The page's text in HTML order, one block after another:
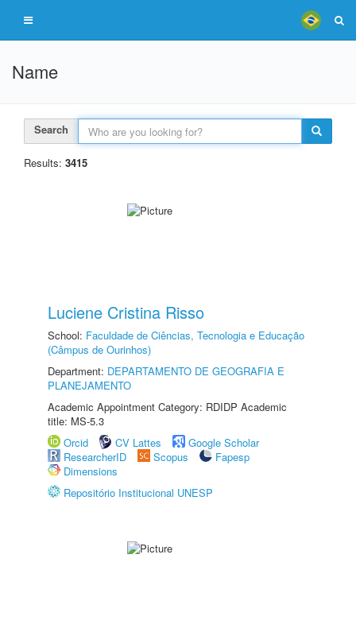
Name
Search
Results: 3415
Luciene Cristina Risso
School: Faculdade de Ciências, Tecnologia e Educação
(Câmpus de Ourinhos)
Department: DEPARTAMENTO DE GEOGRAFIA E
PLANEJAMENTO
Academic Appointment Category: RDIDP Academic
title: MS-5.3
Orcid
CV Lattes
Google Scholar
ResearcherID
Scopus
Fapesp
Dimensions
Repositório Institucional UNESP